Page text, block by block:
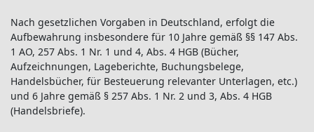
Nach gesetzlichen Vorgaben in Deutschland, erfolgt die
Aufbewahrung insbesondere für 10 Jahre gemäß §§ 147 Abs.
1 AO, 257 Abs. 1 Nr. 1 und 4, Abs. 4 HGB (Bücher,
Aufzeichnungen, Lageberichte, Buchungsbelege,
Handelsbücher, für Besteuerung relevanter Unterlagen, etc.)
und 6 Jahre gemäß § 257 Abs. 1 Nr. 2 und 3, Abs. 4 HGB
(Handelsbriefe).